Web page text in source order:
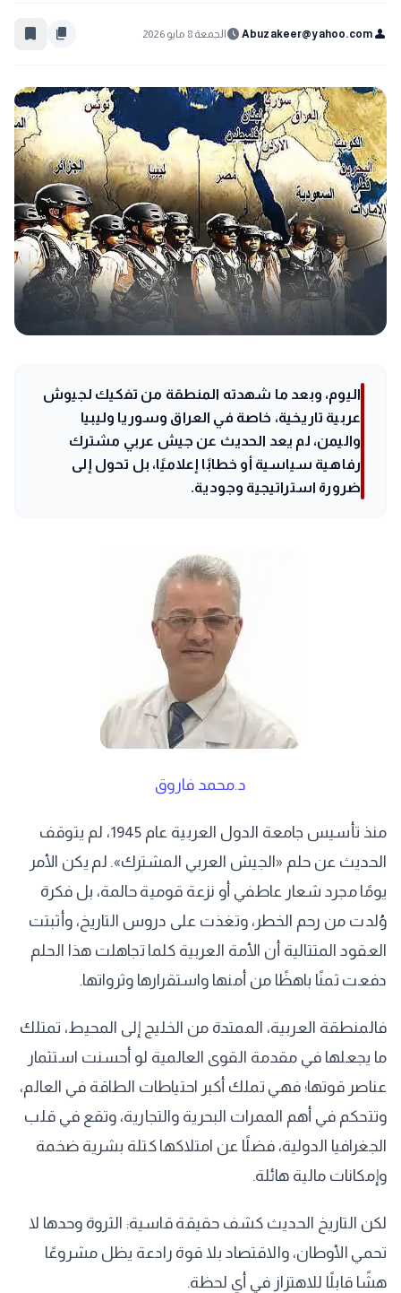
person
Abuzakeer@yahoo.com
schedule الجمعة 8 مايو 2026 content_copy
bookmark_border
اليوم، وبعد ما شهدته المنطقة من تفكيك لجيوش
عربية تاريخية، خاصة في العراق وسوريا وليبيا
واليمن، لم يعد الحديث عن جيش عربي مشترك
رفاهية سياسية أو خطابًا إعلاميًا، بل تحول إلى
ضرورة استراتيجية وجودية.
د.محمد فاروق
منذ تأسيس جامعة الدول العربية عام 1945، لم يتوقف
الحديث عن حلم «الجيش العربي المشترك». لم يكن الأمر
يومًا مجرد شعار عاطفي أو نزعة قومية حالمة، بل فكرة
وُلدت من رحم الخطر، وتغذت على دروس التاريخ، وأثبتت
العقود المتتالية أن الأمة العربية كلما تجاهلت هذا الحلم
دفعت ثمنًا باهظًا من أمنها واستقرارها وثرواتها.
فالمنطقة العربية، الممتدة من الخليج إلى المحيط، تمتلك
ما يجعلها في مقدمة القوى العالمية لو أحسنت استثمار
عناصر قوتها؛ فهي تملك أكبر احتياطات الطاقة في العالم،
وتتحكم في أهم الممرات البحرية والتجارية، وتقع في قلب
الجغرافيا الدولية، فضلًا عن امتلاكها كتلة بشرية ضخمة
وإمكانات مالية هائلة.
لكن التاريخ الحديث كشف حقيقة قاسية: الثروة وحدها لا
تحمي الأوطان، والاقتصاد بلا قوة رادعة يظل مشروعًا
هشًا قابلًا للاهتزاز في أي لحظة.